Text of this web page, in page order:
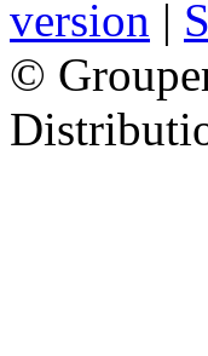
version |
©